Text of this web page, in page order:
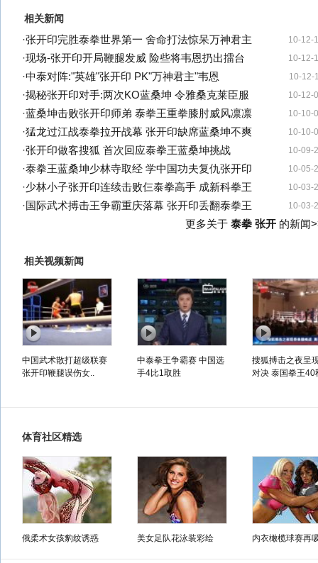
相关新闻
10-12-
·张开印完胜泰拳世界第一 舍命打法惊呆万神君主
10-12-
·现场-张开印开局鞭腿发威 险些将韦恩扔出擂台
10-12-
·中泰对阵:"英雄"张开印 PK"万神君主"韦恩
10-12-
·揭秘张开印对手:两次KO蓝桑坤 令雅桑克莱臣服
10-10-
·蓝桑坤击败张开印师弟 泰拳王重拳膝肘威风凛凛
10-10-
·猛龙过江战泰拳拉开战幕 张开印缺席蓝桑坤不爽
10-09-
·张开印做客搜狐 首次回应泰拳王蓝桑坤挑战
10-05-
·泰拳王蓝桑坤少林寺取经 学中国功夫复仇张开印
10-03-
·少林小子张开印连续击败仨泰拳高手 成新科拳王
10-03-
· 国际武术搏击王争霸重庆落幕 张开印丢翻泰拳王
更多关于 泰拳 张开的新闻
相关视频新闻
中国武术散打超级联赛
张开印鞭腿误伤女..
中泰拳王争霸赛 中国选
手4比1取胜
搜狐搏击之夜呈
对决 泰国拳王40
体育社区精选
俄柔术女孩豹纹诱惑 美女足队花泳装彩绘 内衣橄榄球赛再